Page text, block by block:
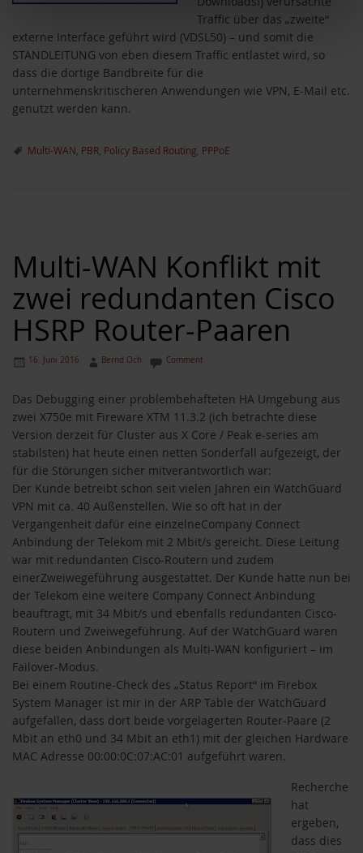
Traffic über das „zweite“
externe Interface geführt wird (VDSL50) – und somit die
STANDLEITUNG von eben diesem Traffic entlastet wird, so
dass die dortige Bandbreite für die
unternehmenskritischeren Anwendungen wie VPN, E-Mail etc.
genutzt werden kann.
Multi-WAN PBR Policy Based Routing PPPoE
Multi-WAN Konflikt mit
zwei redundanten Cisco
HSRP Router-Paaren
16. Juni 2016 Bernd Och Comment
Das Debugging einer problembehafteten HA Umgebung aus
zwei X750e mit Fireware XTM 11.3.2 (ich betrachte diese
Version derzeit für Cluster aus X Core / Peak e-series am
stabilsten) hat heute einen netten Sonderfall aufgezeigt, der
für die Störungen sicher mitverantwortlich war:
Der Kunde betreibt schon seit vielen Jahren ein WatchGuard
VPN mit ca. 40 Außenstellen. Wie so oft hat in der
Vergangenheit dafür eine einzelneCompany Connect
Anbindung der Telekom mit 2 Mbit/s gereicht. Diese Leitung
war mit redundanten Cisco-Routern und zudem
einerZweiwegeführung ausgestattet. Der Kunde hatte nun bei
der Telekom eine weitere Company Connect Anbindung
beauftragt, mit 34 Mbit/s und ebenfalls redundanten Cisco-
Routern und Zweiwegeführung. Auf der WatchGuard waren
diese beiden Anbindungen als Multi-WAN konfiguriert – im
Failover-Modus.
Bei einem Routine-Check des „Status Report“ im Firebox
System Manager ist mir in der ARP Table der WatchGuard
aufgefallen, dass dort beide vorgelagerten Router-Paare (2
Mbit an eth0 und 34 Mbit an eth1) mit der gleichen Hardware
MAC Adresse 00:00:0C:07:AC:01 aufgeführt waren.
Recherche
hat
ergeben,
dass dies